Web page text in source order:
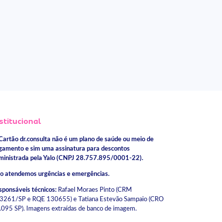
dr.consulta não é um plano de saúde ou meio de
e sim uma assinatura para descontos
pela Yalo (CNPJ 28.757.895/0001-22).
atendemos urgências e emergências.
técnicos:Rafael Moraes Pinto (CRM
SP e RQE 130655) e Tatiana Estevão Sampaio (CRO
SP). Imagens extraídas de banco de imagem.